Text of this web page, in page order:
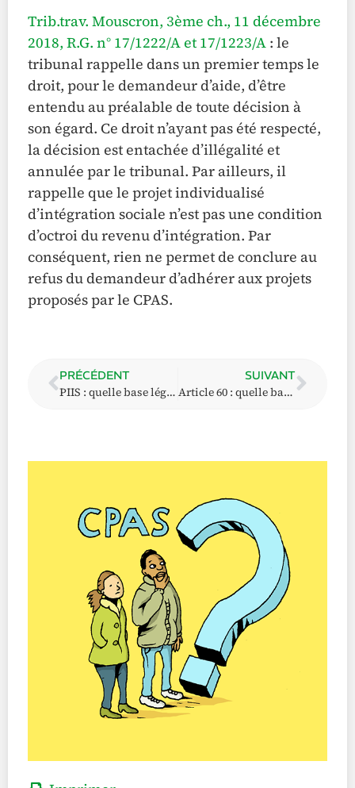
Trib.trav. Mouscron, 3ème ch., 11 décembre
2018, R.G. n° 17/1222/A et 17/1223/A : le
tribunal rappelle dans un premier temps le
droit, pour le demandeur d’aide, d’être
entendu au préalable de toute décision à
son égard. Ce droit n’ayant pas été respecté,
la décision est entachée d’illégalité et
annulée par le tribunal. Par ailleurs, il
rappelle que le projet individualisé
d’intégration sociale n’est pas une condition
d’octroi du revenu d’intégration. Par
conséquent, rien ne permet de conclure au
refus du demandeur d’adhérer aux projets
proposés par le CPAS.
PRÉCÉDENT
PIIS : quelle base légale ? Quel but ? Pour qui ?
SUIVANT
Article 60 : quelle base légale ? Quel but ?